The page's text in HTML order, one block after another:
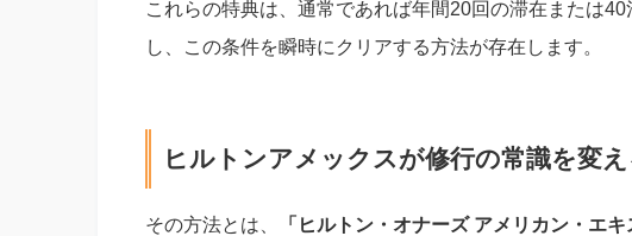
これらの特典は、通常であれば年間20回の滞在または
し、この条件を瞬時にクリアする方法が存在します。
ヒルトンアメックスが修行の常識を変え
その方法とは、
「ヒルトン・オナーズ アメリカン・エ